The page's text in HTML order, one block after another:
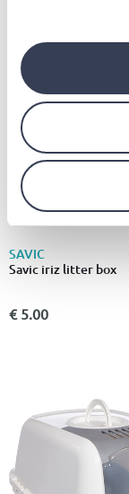
οποίες έχουν
SAVIC
Savic iriz litter box
€ 5.00